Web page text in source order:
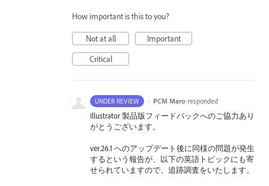
How important is this to you?
Not at all
Important
Critical
UNDER REVIEW · PCM Maro responded
Illustrator 製品版フィードバックへのご協力あり
がとうございます。
ver.26.1 へのアップデート後に同様の問題が発生
するという報告が、以下の英語トピックにも寄
せられていますので、追跡調査をいたします。